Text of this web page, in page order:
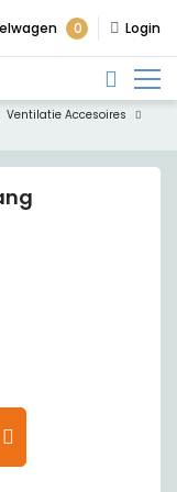
0 Login
Ventilatie Accesoires